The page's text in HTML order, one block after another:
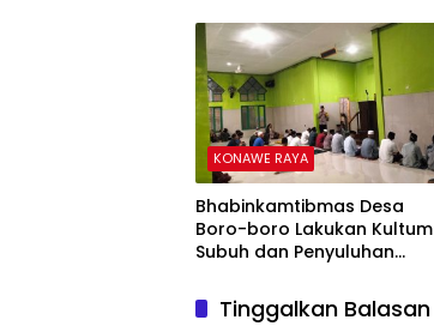
KONAWE RAYA
Bhabinkamtibmas Desa
Boro-boro Lakukan Kultum
Subuh dan Penyuluhan
GaffarTinggalkan Balasan